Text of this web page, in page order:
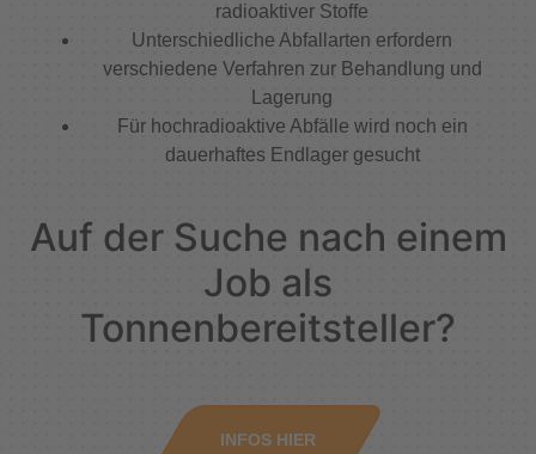
radioaktiver Stoffe
Unterschiedliche Abfallarten erfordern
verschiedene Verfahren zur Behandlung und
Lagerung
Für hochradioaktive Abfälle wird noch ein
dauerhaftes Endlager gesucht
Auf der Suche nach einem
Job als
Tonnenbereitsteller?
INFOS HIER